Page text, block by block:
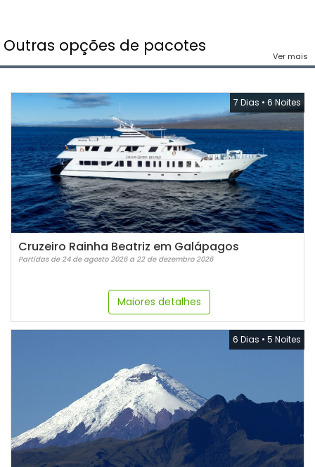
Outras opções de pacotes
Ver mais
7 Dias • 6 Noites
Cruzeiro Rainha Beatriz em Galápagos
Partidas de 24 de agosto 2026 a 22 de dezembro 2026
Maiores detalhes
6 Dias • 5 Noites